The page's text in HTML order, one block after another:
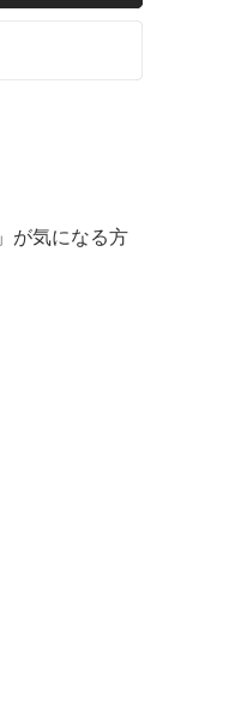
が気になる方